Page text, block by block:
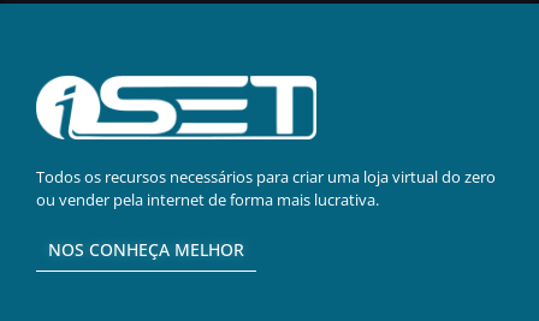
Todos os recursos necessários para criar uma loja virtual do zero
ou vender pela internet de forma mais lucrativa.
NOS CONHEÇA MELHOR